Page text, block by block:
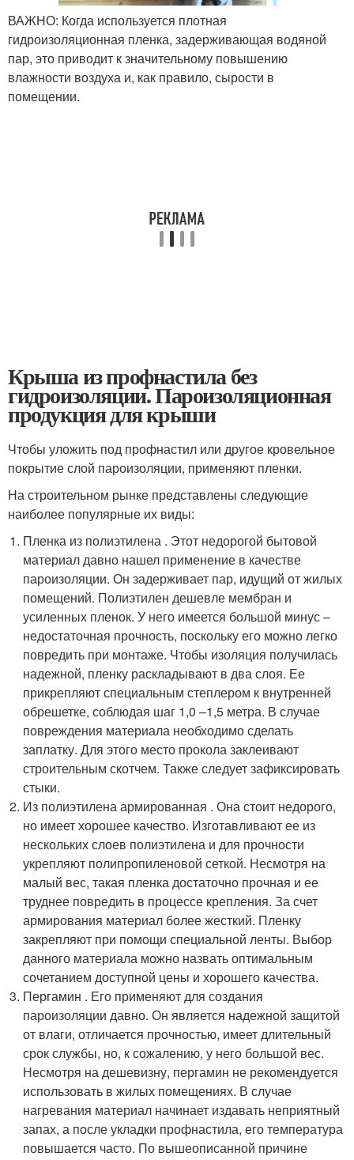
ВАЖНО: Когда используется плотная
гидроизоляционная пленка, задерживающая водяной
пар, это приводит к значительному повышению
влажности воздуха и, как правило, сырости в
помещении.
Крыша из профнастила без
гидроизоляции. Пароизоляционная
продукция для крыши
Чтобы уложить под профнастил или другое кровельное
покрытие слой пароизоляции, применяют пленки.
На строительном рынке представлены следующие
наиболее популярные их виды:
Пленка из полиэтилена . Этот недорогой бытовой
материал давно нашел применение в качестве
пароизоляции. Он задерживает пар, идущий от жилых
помещений. Полиэтилен дешевле мембран и
усиленных пленок. У него имеется большой минус –
недостаточная прочность, поскольку его можно легко
повредить при монтаже. Чтобы изоляция получилась
надежной, пленку раскладывают в два слоя. Ее
прикрепляют специальным степлером к внутренней
обрешетке, соблюдая шаг 1,0 –1,5 метра. В случае
повреждения материала необходимо сделать
заплатку. Для этого место прокола заклеивают
строительным скотчем. Также следует зафиксировать
стыки.
Из полиэтилена армированная . Она стоит недорого,
но имеет хорошее качество. Изготавливают ее из
нескольких слоев полиэтилена и для прочности
укрепляют полипропиленовой сеткой. Несмотря на
малый вес, такая пленка достаточно прочная и ее
труднее повредить в процессе крепления. За счет
армирования материал более жесткий. Пленку
закрепляют при помощи специальной ленты. Выбор
данного материала можно назвать оптимальным
сочетанием доступной цены и хорошего качества.
Пергамин . Его применяют для создания
пароизоляции давно. Он является надежной защитой
от влаги, отличается прочностью, имеет длительный
срок службы, но, к сожалению, у него большой вес.
Несмотря на дешевизну, пергамин не рекомендуется
использовать в жилых помещениях. В случае
нагревания материал начинает издавать неприятный
запах, а после укладки профнастила, его температура
повышается часто. По вышеописанной причине